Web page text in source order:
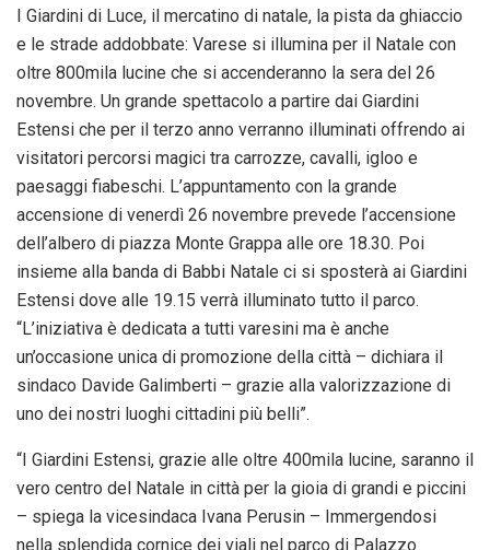
I Giardini di Luce, il mercatino di natale, la pista da ghiaccio
e le strade addobbate: Varese si illumina per il Natale con
oltre 800mila lucine che si accenderanno la sera del 26
novembre. Un grande spettacolo a partire dai Giardini
Estensi che per il terzo anno verranno illuminati offrendo ai
visitatori percorsi magici tra carrozze, cavalli, igloo e
paesaggi fiabeschi. L’appuntamento con la grande
accensione di venerdì 26 novembre prevede l’accensione
dell’albero di piazza Monte Grappa alle ore 18.30. Poi
insieme alla banda di Babbi Natale ci si sposterà ai Giardini
Estensi dove alle 19.15 verrà illuminato tutto il parco.
“L’iniziativa è dedicata a tutti varesini ma è anche
un’occasione unica di promozione della città – dichiara il
sindaco Davide Galimberti – grazie alla valorizzazione di
uno dei nostri luoghi cittadini più belli”.
“I Giardini Estensi, grazie alle oltre 400mila lucine, saranno il
vero centro del Natale in città per la gioia di grandi e piccini
– spiega la vicesindaca Ivana Perusin – Immergendosi
nella splendida cornice dei viali nel parco di Palazzo